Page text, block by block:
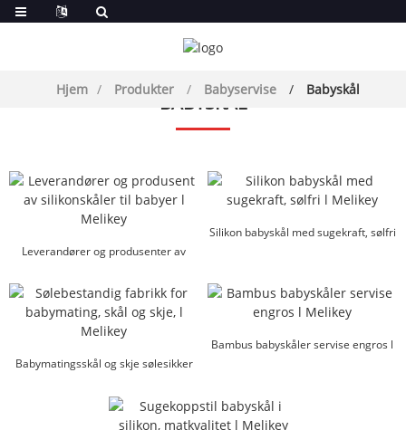
Hjem Produkter Babyservise Babyskål
BABYSKÅL
Leverandører og produsenter av
Silikon babyskål med sugekraft, sølfri
Babymatingsskål og skje sølesikker
Bambus babyskåler servise engros l